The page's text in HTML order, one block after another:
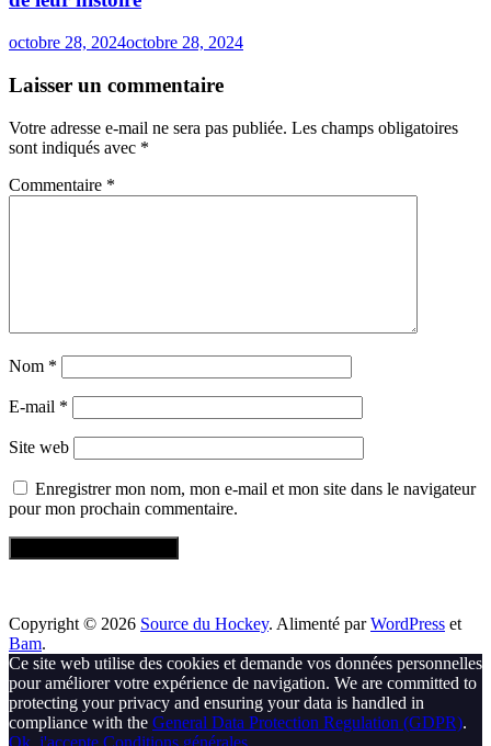
octobre 28, 2024octobre 28, 2024
Laisser un commentaire
Votre adresse e-mail ne sera pas publiée. Les champs obligatoires
sont indiqués avec *
Commentaire *
Nom *
E-mail *
Site web
Enregistrer mon nom, mon e-mail et mon site dans le navigateur
pour mon prochain commentaire.
Copyright © 2026 Source du Hockey. Alimenté parWordPress et
Bam.
Ce site web utilise des cookies et demande vos données personnelles
pour améliorer votre expérience de navigation. We are committed to
protecting your privacy and ensuring your data is handled in
compliance with the General Data Protection Regulation (GDPR).
Ok, j'accepte Conditions générales